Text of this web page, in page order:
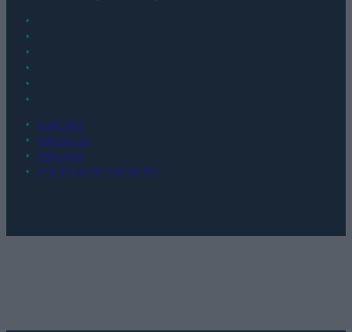
KONTAKT
REDAKCJA
REKLAMA
POLITYKA PRYWATNOŚCI